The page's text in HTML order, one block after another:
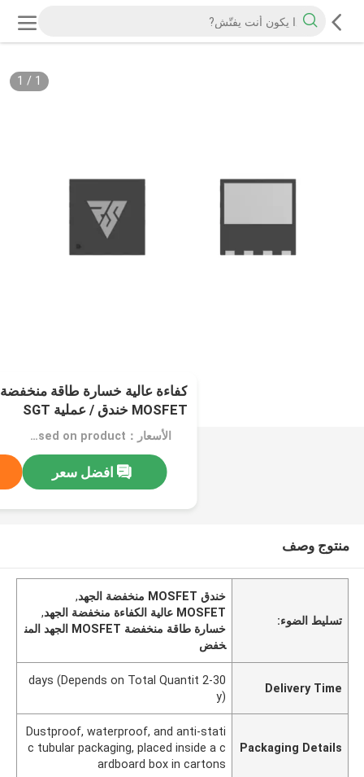
1
/
1
كفاءة عالية خسارة طاقة
MOSFET خندق / عملية SGT
الأسعار：Confirm price based on product
افضل سعر
منتوج وصف
تسليط الضوء:
خندق MOSFET منخفضة الجهد
,
MOSFET عالية الكفاءة منخفضة الجهد
,
خسارة طاقة منخفضة MOSFET الجهد المن
خفض
Delivery Time
2-30 days (Depends on Total Quantit
y)
Packaging Details
Dustproof, waterproof, and anti-stati
c tubular packaging, placed inside a c
ardboard box in cartons